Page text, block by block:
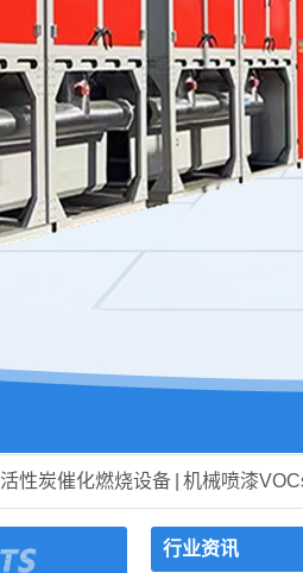
活性炭催化燃烧设备 机械喷漆
行业资讯